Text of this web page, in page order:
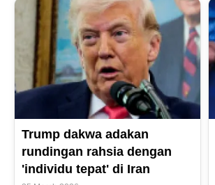
Trump dakwa adakan
rundingan rahsia dengan
'individu tepat' di Iran